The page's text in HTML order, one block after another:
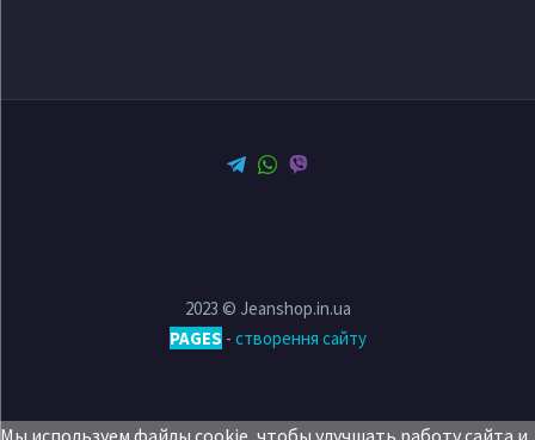
2023 © Jeanshop.in.ua
PAGES - створення сайту
Мы используем файлы cookie, чтобы улучшать работу сайта и